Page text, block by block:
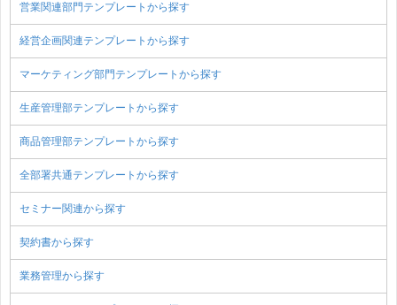
営業関連部門テンプレートから探す
経営企画関連テンプレートから探す
マーケティング部門テンプレートから探す
生産管理部テンプレートから探す
商品管理部テンプレートから探す
全部署共通テンプレートから探す
セミナー関連から探す
契約書から探す
業務管理から探す